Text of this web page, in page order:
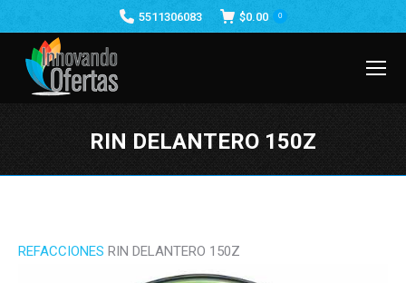
5511306083 $0.00 0
RIN DELANTERO 150Z
REFACCIONES RIN DELANTERO 150Z